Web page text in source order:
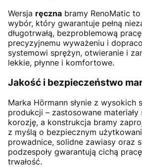
Wersja ręczna bramy RenoMatic
wybór, który gwarantuje pełną
długotrwałą, bezproblemową
precyzyjnemu wyważeniu i
systemowi sprężyn, otwieranie i
lekkie, płynne i komfortowe.
Jakość i bezpieczeństwo
Marka Hörmann słynie z wysokich
produkcji – zastosowane materiały
korozję, a konstrukcja bramy
z myślą o bezpiecznym
prowadnice, solidne zawiasy oraz
podzespoły gwarantują cichą
trwałość.